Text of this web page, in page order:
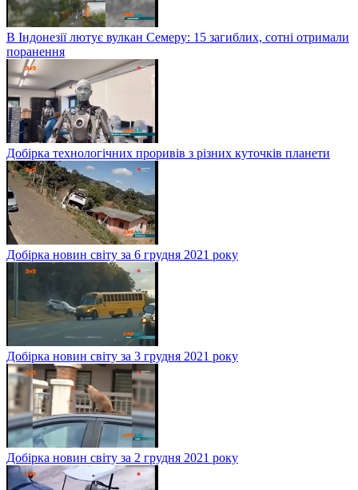
В Індонезії лютує вулкан Семеру: 15 загиблих, сотні отримали
поранення
Добірка технологічних проривів з різних куточків планети
Добірка новин світу за 6 грудня 2021 року
Добірка новин світу за 3 грудня 2021 року
Добірка новин світу за 2 грудня 2021 року